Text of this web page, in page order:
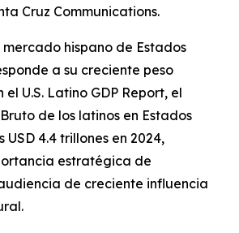
Cruz Communications.
hispano de Estados
a su creciente peso
U.S. Latino GDP Report, el
de los latinos en Estados
USD 4.4 trillones en 2024,
estratégica de
de creciente influencia